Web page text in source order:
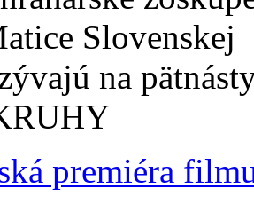
Slovenskej
na
premiéra